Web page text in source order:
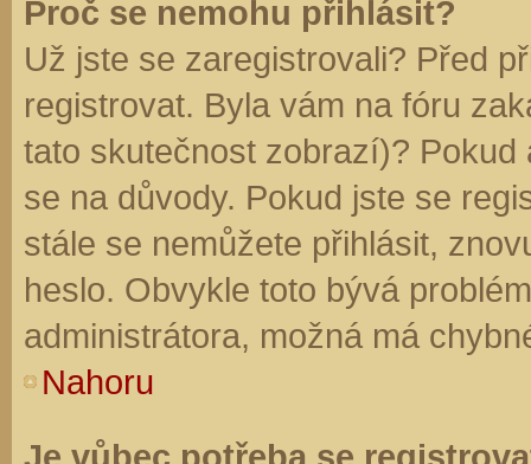
Proč se nemohu přihlásit?
Už jste se zaregistrovali? Před
registrovat. Byla vám na fóru
tato skutečnost zobrazí)?
se na důvody. Pokud jste se
stále se nemůžete přihlásit,
heslo. Obvykle toto bývá
administrátora, možná má
Nahoru